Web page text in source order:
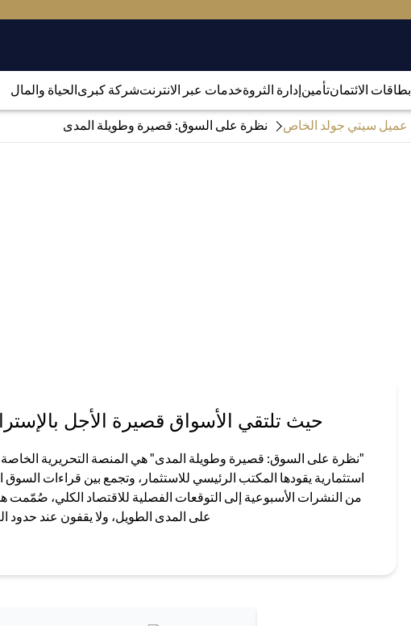
بطاقات الائتمانتأمينإدارة الثروةخدمات عبر الانترنتشركة كبرىالحياة والمال
عميل سيتي جولد الخاص نظرة على السوق: قصيرة وطويلة المدى
حيث تلتقي الأسواق قصيرة الأجل
"نظرة على السوق: قصيرة وطويلة المدى" هي المنصة التحريرية الخاصة
استثمارية يقودها المكتب الرئيسي للاستثمار، وتجمع بين قراءات السوق
من النشرات الأسبوعية إلى التوقعات الفصلية للاقتصاد الكلي، صُمّمت
على المدى الطويل، ولا يقفون عند حدود